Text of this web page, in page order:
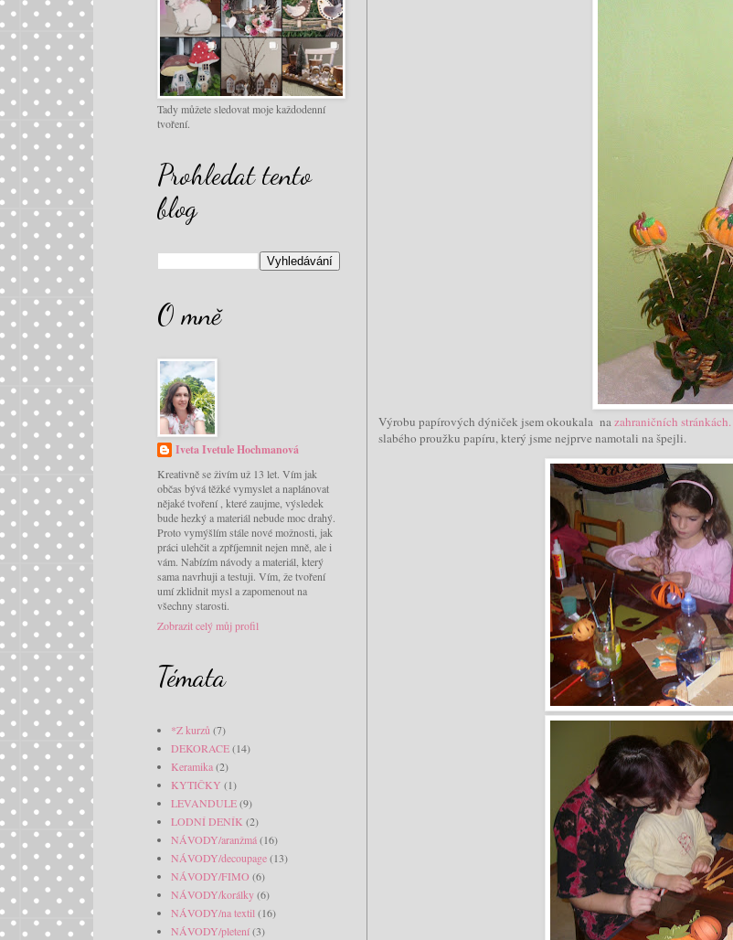
Výrobu papírových dýniček jsem okoukala nazahraničních stránkách.
slabého proužku papíru, který jsme nejprve namotali na špejli.
Tady můžete sledovat moje každodenní
tvoření.
Prohledat tento
blog
O mně
Iveta Ivetule Hochmanová
Kreativně se živím už 13 let. Vím jak
občas bývá těžké vymyslet a naplánovat
nějaké tvoření , které zaujme, výsledek
bude hezký a materiál nebude moc drahý.
Proto vymýšlím stále nové možnosti, jak
práci ulehčit a zpříjemnit nejen mně, ale i
vám. Nabízím návody a materiál, který
sama navrhuji a testuji. Vím, že tvoření
umí zklidnit mysl a zapomenout na
všechny starosti.
Zobrazit celý můj profil
Témata
*Z kurzů (7)
DEKORACE(14)
Keramika(2)
KYTIČKY (1)
LEVANDULE(9)
LODNÍ DENÍK (2)
NÁVODY/aranžmá(16)
NÁVODY/decoupage(13)
NÁVODY/FIMO (6)
NÁVODY/korálky(6)
NÁVODY/na textil (16)
NÁVODY/pletení(3)